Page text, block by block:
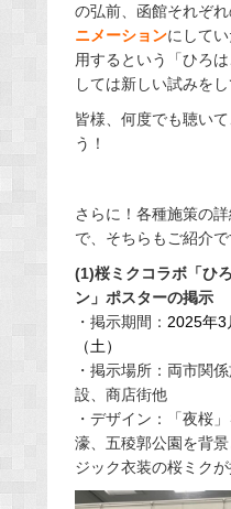
の弘前、函館それぞ
ニメーションにして
用するという「ひろ
しては新しい試みをし
皆様、何度でも聴い
う！
さらに！各種施策の
で、そちらもご紹介で
(1)桜ミクコラボ「ひ
ン」ポスターの掲示
・掲示期間： 2025年3
（土）
・掲示場所：両市関
設、商店街他
・デザイン：「夜桜
濠、五稜郭公園を背
ジック衣装の桜ミクが